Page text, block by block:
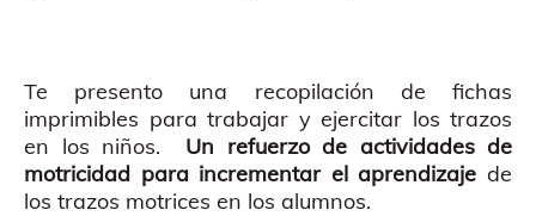
Te presento una recopilación de fichas
imprimibles para trabajar y ejercitar los trazos
en los niños. Un refuerzo de actividades de
motricidad para incrementar el aprendizaje de
los trazos motrices en los alumnos.